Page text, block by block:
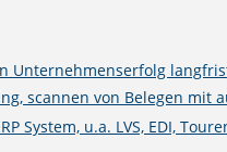
Unternehmenserfolg
scannen von Belegen mit
System, u.a. LVS, EDI,